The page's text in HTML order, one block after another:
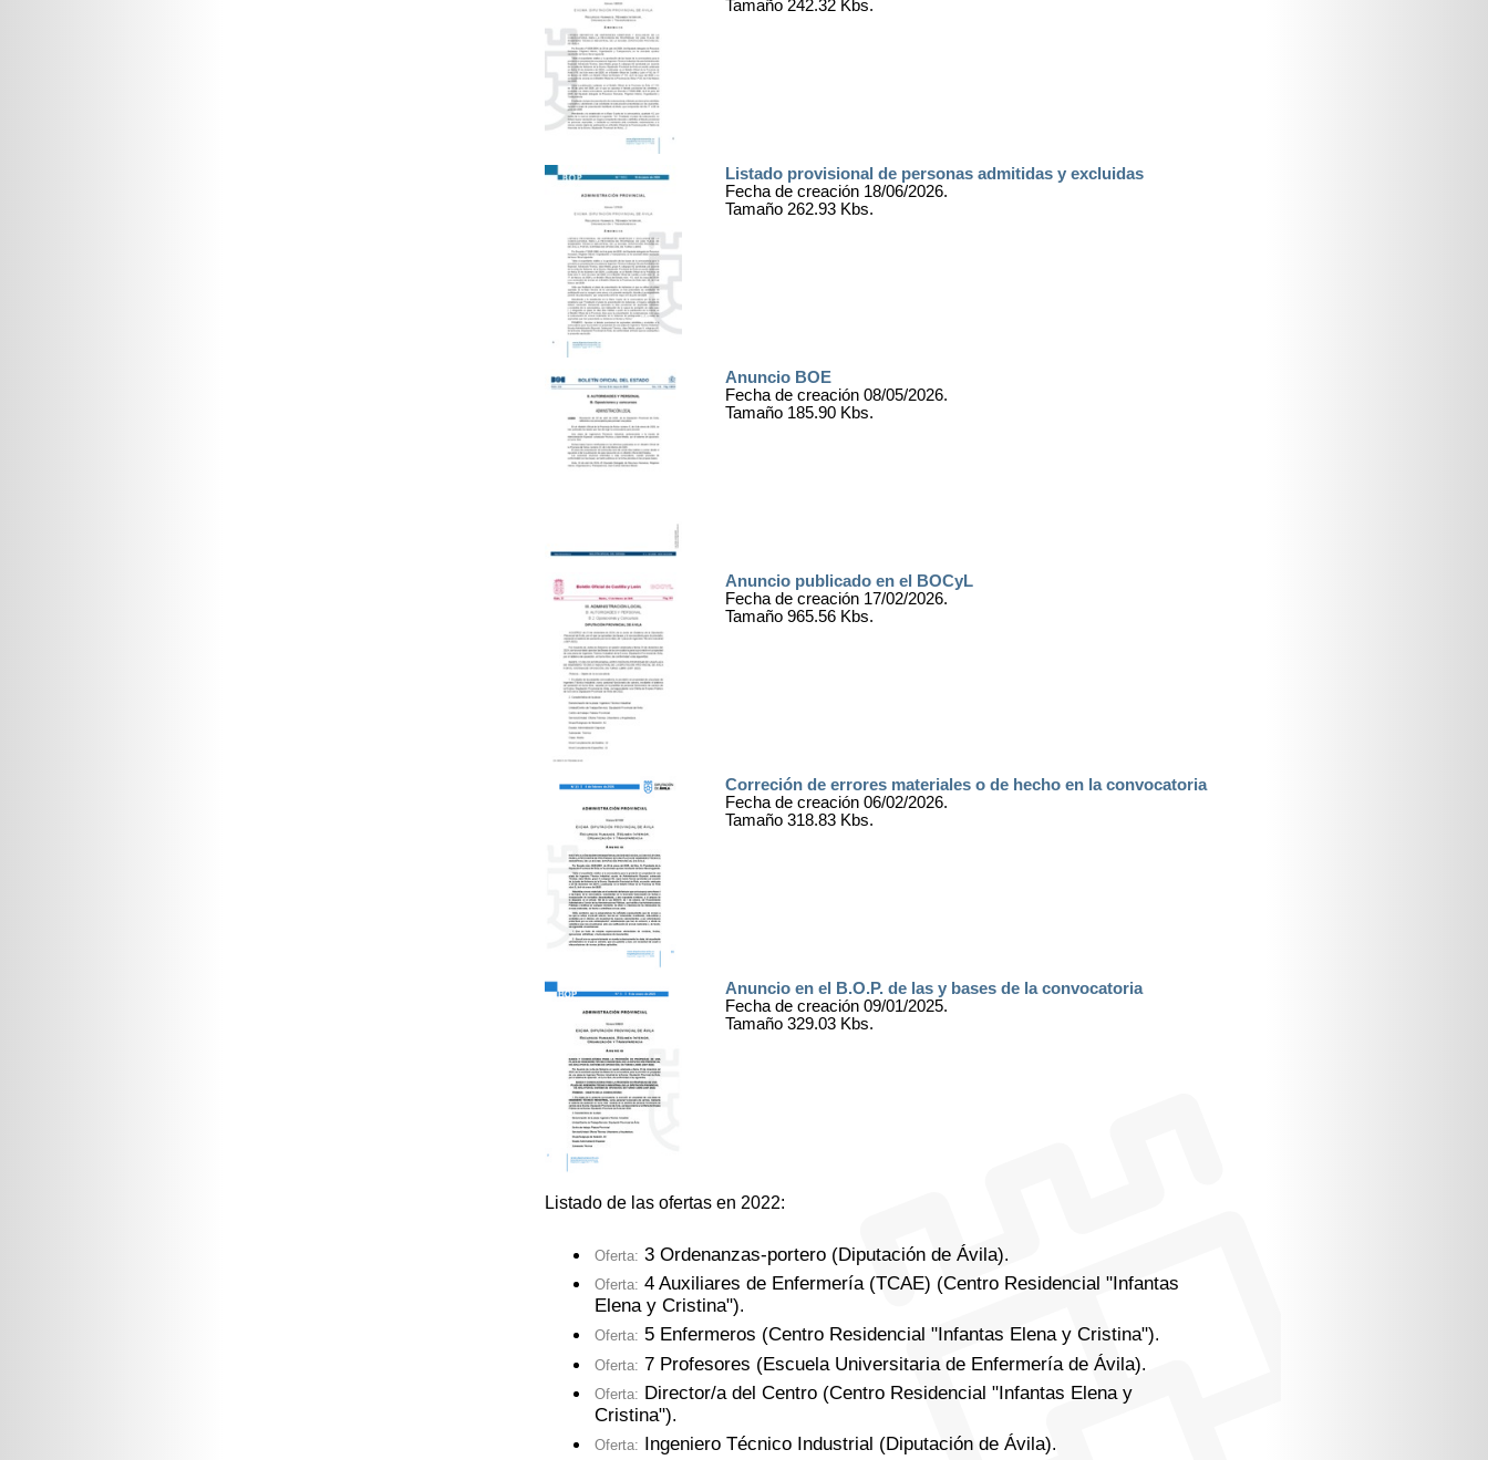
Tamaño 242.32 Kbs.
Listado provisional de personas admitidas y excluidas
Fecha de creación 18/06/2026.
Tamaño 262.93 Kbs.
Anuncio BOE
Fecha de creación 08/05/2026.
Tamaño 185.90 Kbs.
Anuncio publicado en el BOCyL
Fecha de creación 17/02/2026.
Tamaño 965.56 Kbs.
Correción de errores materiales o de hecho en la convocatoria
Fecha de creación 06/02/2026.
Tamaño 318.83 Kbs.
Anuncio en el B.O.P. de las y bases de la convocatoria
Fecha de creación 09/01/2025.
Tamaño 329.03 Kbs.
Listado de las ofertas en 2022:
Oferta: 3 Ordenanzas-portero (Diputación de Ávila).
Oferta: 4 Auxiliares de Enfermería (TCAE) (Centro Residencial "Infantas
Elena y Cristina").
Oferta: 5 Enfermeros (Centro Residencial "Infantas Elena y Cristina").
Oferta: 7 Profesores (Escuela Universitaria de Enfermería de Ávila).
Oferta: Director/a del Centro (Centro Residencial "Infantas Elena y
Cristina").
Oferta: Ingeniero Técnico Industrial (Diputación de Ávila).